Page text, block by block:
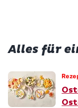
Alles für